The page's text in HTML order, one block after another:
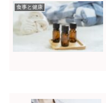
食事と健康